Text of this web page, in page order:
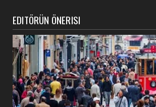
EDITÖRÜN ÖNERISI